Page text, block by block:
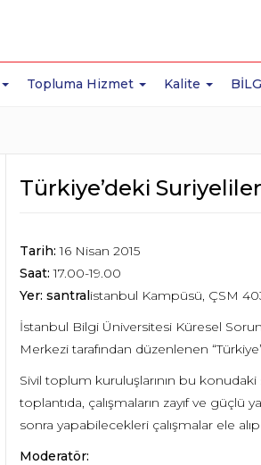
Topluma Hizmet Kalite
Türkiye’deki Suriyeliler
Tarih: 16 Nisan 2015
Saat: 17.00-19.00
Yer: santralistanbul Kampüsü, ÇSM
İstanbul Bilgi Üniversitesi Küresel
Merkezi tarafından düzenlenen
Sivil toplum kuruluşlarının bu konudaki
toplantıda, çalışmaların zayıf ve
sonra yapabilecekleri çalışmalar ele alıp
Moderatör: